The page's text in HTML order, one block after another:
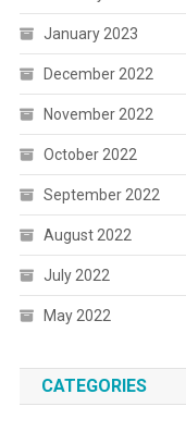
January 2023
December 2022
November 2022
October 2022
September 2022
August 2022
July 2022
May 2022
CATEGORIES